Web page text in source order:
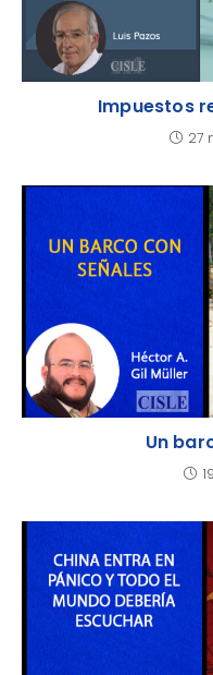
Impuestos
27
Un